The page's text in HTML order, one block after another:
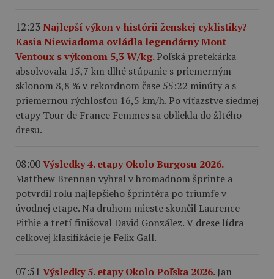
12:23Najlepší výkon v histórii ženskej cyklistiky?
Kasia Niewiadoma ovládla legendárny Mont
Ventoux s výkonom 5,3 W/kg.Poľská pretekárka
absolvovala 15,7 km dlhé stúpanie s priemerným
sklonom 8,8 % v rekordnom čase 55:22 minúty a s
priemernou rýchlosťou 16,5 km/h. Po víťazstve siedmej
etapy Tour de France Femmes sa obliekla do žltého
dresu.
08:00Výsledky 4. etapy Okolo Burgosu 2026.
Matthew Brennan vyhral v hromadnom šprinte a
potvrdil rolu najlepšieho šprintéra po triumfe v
úvodnej etape. Na druhom mieste skončil Laurence
Pithie a tretí finišoval David González. V drese lídra
celkovej klasifikácie je Felix Gall.
07:51 Výsledky 5. etapy Okolo Poľska 2026.Jan